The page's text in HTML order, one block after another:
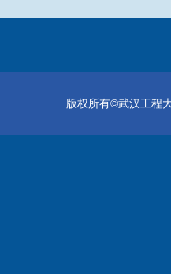
版权所有©武汉工程